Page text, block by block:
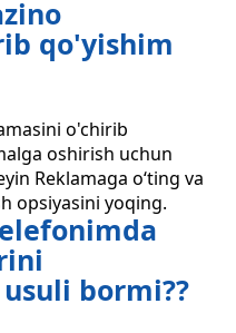
qo'yishim
o'chirib
oshirish uchun
Reklamaga o‘ting va
opsiyasini yoqing.
bormi??